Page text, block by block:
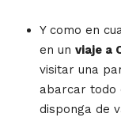
Y como en
en un viaje a
visitar una
abarcar todo
disponga de